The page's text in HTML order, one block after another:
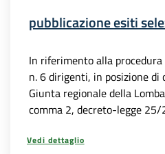
pubblicazione esiti
In riferimento alla
n. 6 dirigenti, in posizione di
Giunta regionale della
comma 2, decreto-legge 25/
Vedi dettaglio